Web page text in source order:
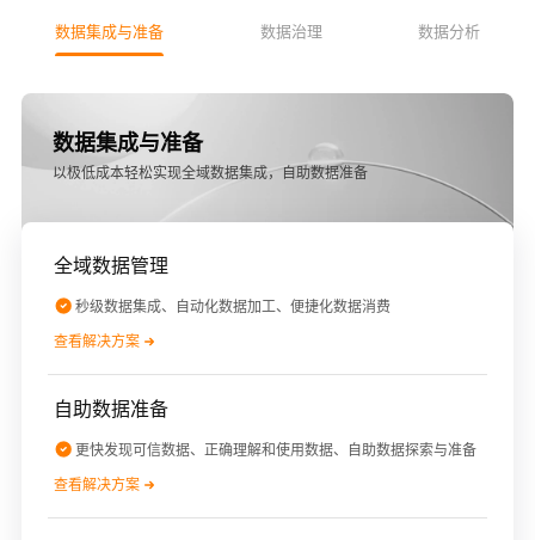
数据集成与准备
以极低成本轻松实现全域数据集成，自助数据准备
全域数据管理
秒级数据集成、自动化数据加工、便捷化数据消费
查看解决方案
自助数据准备
更快发现可信数据、正确理解和使用数据、自助数据探索与准备
查看解决方案
数据集成与准备 数据治理 数据分析